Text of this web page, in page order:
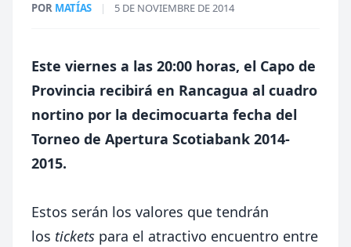
POR MATÍAS | 5 DE NOVIEMBRE DE 2014
Este viernes a las 20:00 horas, el Capo de
Provincia recibirá en Rancagua al cuadro
nortino por la decimocuarta fecha del
Torneo de Apertura Scotiabank 2014-
2015.
Estos serán los valores que tendrán
los tickets para el atractivo encuentro entre